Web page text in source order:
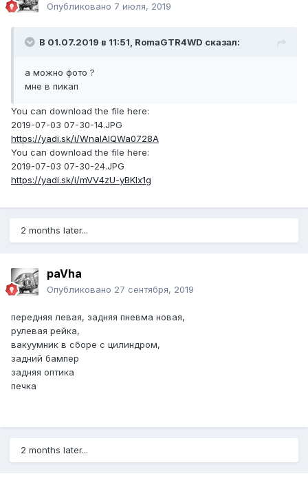
Опубликовано 7 июля, 2019
В 01.07.2019 в 11:51, RomaGTR4WD сказал:
а можно фото ?
мне в пикап
You can download the file here:
2019-07-03 07-30-14.JPG
https://yadi.sk/i/WnaIAIQWa0728A
You can download the file here:
2019-07-03 07-30-24.JPG
https://yadi.sk/i/mVV4zU-yBKlx1g
2 months later...
paVha
Опубликовано 27 сентября, 2019
передняя левая, задняя пневма новая,
рулевая рейка,
вакуумник в сборе с цилиндром,
задний бампер
задняя оптика
печка
2 months later...